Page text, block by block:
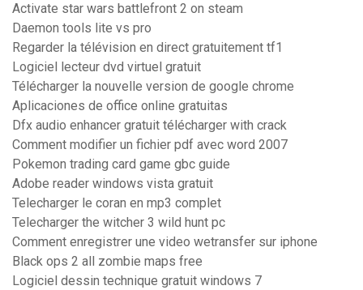
Activate star wars battlefront 2 on steam
Daemon tools lite vs pro
Regarder la télévision en direct gratuitement tf1
Logiciel lecteur dvd virtuel gratuit
Télécharger la nouvelle version de google chrome
Aplicaciones de office online gratuitas
Dfx audio enhancer gratuit télécharger with crack
Comment modifier un fichier pdf avec word 2007
Pokemon trading card game gbc guide
Adobe reader windows vista gratuit
Telecharger le coran en mp3 complet
Telecharger the witcher 3 wild hunt pc
Comment enregistrer une video wetransfer sur iphone
Black ops 2 all zombie maps free
Logiciel dessin technique gratuit windows 7